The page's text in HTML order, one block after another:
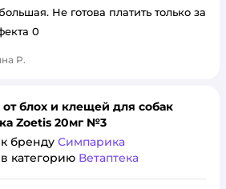
Не готова платить только за
0
Р.
от блох и клещей для собак
Zoetis 20мг №3
бренду Симпарика
категорию Ветаптека